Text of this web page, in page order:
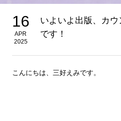
16
APR
2025
いよいよ出版、カ
です！
こんにちは、三好えみです。